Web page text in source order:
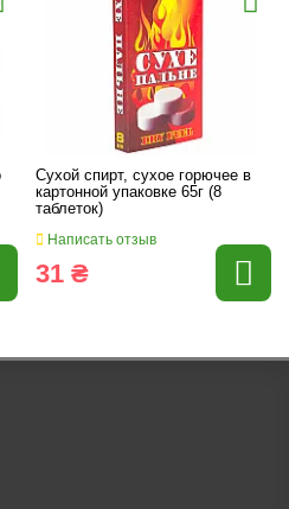
Сухой спирт, сухое горючее в
картонной упаковке 65г (8
таблеток)
Написать отзыв
31 ₴